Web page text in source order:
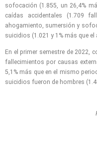
sofocación (1.855, un 26,4%
caídas accidentales (1.709
ahogamiento, sumersión y
suicidios (1.021 y 1% más que el
En el primer semestre de 2022,
fallecimientos por causas
5,1% más que en el mismo
suicidios fueron de hombres